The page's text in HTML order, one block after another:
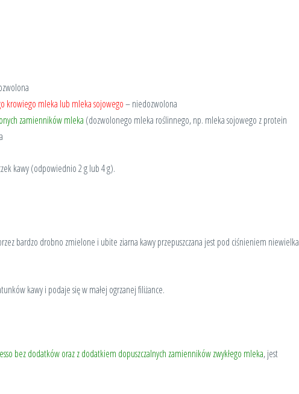
krowiego mleka lub mleka sojowego– niedozwolona
zamienników mleka (dozwolonego mleka roślinnego, np. mleka sojowego z protein
kawy (odpowiednio 2 g lub 4 g).
bardzo drobno zmielone i ubite ziarna kawy przepuszczana jest pod ciśnieniem niewielka
kawy i podaje się w małej ogrzanej filiżance.
bez dodatków oraz z dodatkiem dopuszczalnych zamienników zwykłego mleka, jest